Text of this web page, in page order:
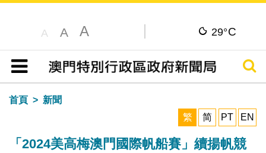
A A A 29°C
目錄
搜尋
首頁
新聞
繁
简 PT EN
「2024美高梅澳門國際帆船賽」續揚帆競